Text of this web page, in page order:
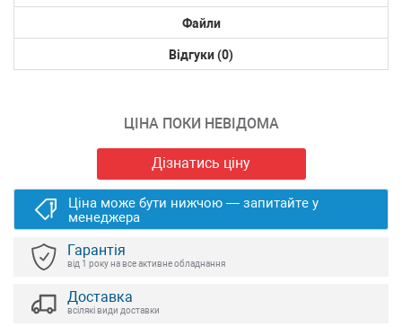
Файли
Відгуки (0)
ЦІНА ПОКИ НЕВІДОМА
Дізнатись ціну
Ціна може бути нижчою — запитайте у
менеджера
Гарантія
від 1 року на все активне обладнання
Доставка
всілякі види доставки